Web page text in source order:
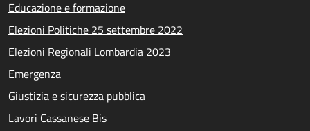
Educazione e formazione
Elezioni Politiche 25 settembre 2022
Elezioni Regionali Lombardia 2023
Emergenza
Giustizia e sicurezza pubblica
Lavori Cassanese Bis